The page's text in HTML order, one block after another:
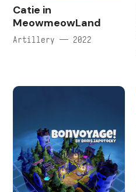
Catie in
MeowmeowLand
Artillery — 2022